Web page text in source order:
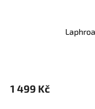
1 499 Kč